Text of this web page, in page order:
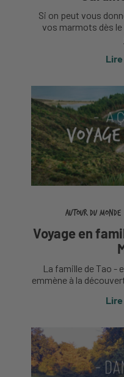
Si on peut vous
vos marmots dès le
Autour du monde
Voyage en
La famille de Tao -
emmène à la